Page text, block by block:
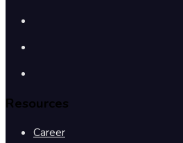
Resources
Career